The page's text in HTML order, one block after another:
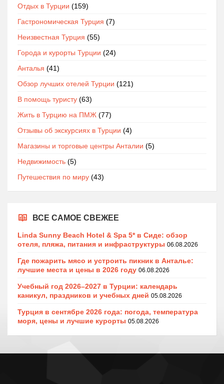
Отдых в Турции (159)
Гастрономическая Турция (7)
Неизвестная Турция (55)
Города и курорты Турции (24)
Анталья (41)
Обзор лучших отелей Турции (121)
В помощь туристу (63)
Жить в Турцию на ПМЖ (77)
Отзывы об экскурсиях в Турции (4)
Магазины и торговые центры Анталии (5)
Недвижимость (5)
Путешествия по миру (43)
ВСЕ САМОЕ СВЕЖЕЕ
Linda Sunny Beach Hotel & Spa 5* в Сиде: обзор
отеля, пляжа, питания и инфраструктуры 06.08.2026
Где пожарить мясо и устроить пикник в Анталье:
лучшие места и цены в 2026 году 06.08.2026
Учебный год 2026–2027 в Турции: календарь
каникул, праздников и учебных дней 05.08.2026
Турция в сентябре 2026 года: погода, температура
моря, цены и лучшие курорты 05.08.2026